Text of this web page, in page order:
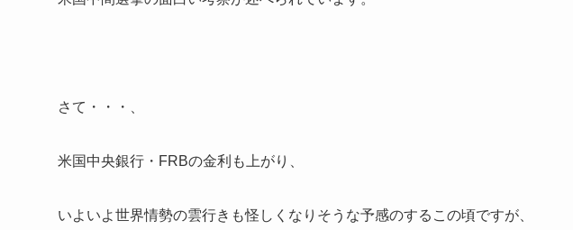
さて・・・、
米国中央銀行・FRBの金利も上がり、
いよいよ世界情勢の雲行きも怪しくなりそうな予感のするこの頃ですが、